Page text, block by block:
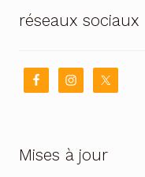
réseaux sociaux
Mises à jour